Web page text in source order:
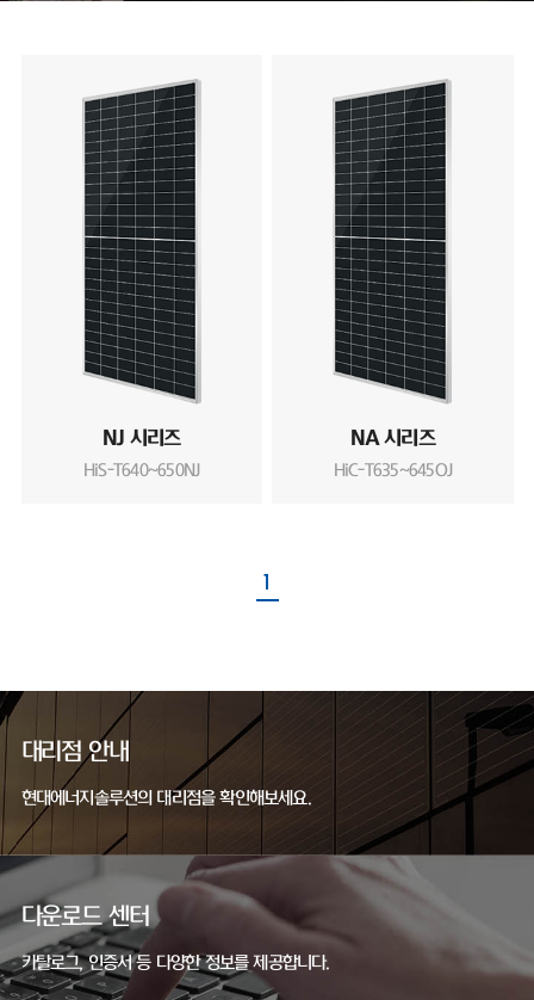
NJ 시리즈
HiS-T640~650NJ
NA 시리즈
HiC-T635~645OJ
1
대리점 안내
현대에너지솔루션의 대리점을 확인해보세요.
다운로드 센터
카탈로그, 인증서 등 다양한 정보를 제공합니다.